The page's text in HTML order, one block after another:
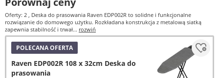
Oferty: 2 , Deska do prasowania Raven EDP002R to solidne i funkcjonalne
rozwiązanie do domowego użytku. Rozkładana konstrukcja z metalową siatką
zapewnia stabilność i trwał... rozwiń
POLECANA OFERTA
Raven EDP002R 108 x 32cm Deska do
prasowania